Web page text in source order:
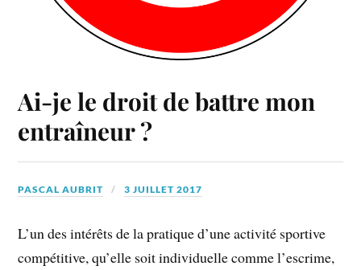
Ai-je le droit de battre mon
entraîneur ?
PASCAL AUBRIT 3 JUILLET 2017
L’un des intérêts de la pratique d’une activité sportive
compétitive, qu’elle soit individuelle comme l’escrime,